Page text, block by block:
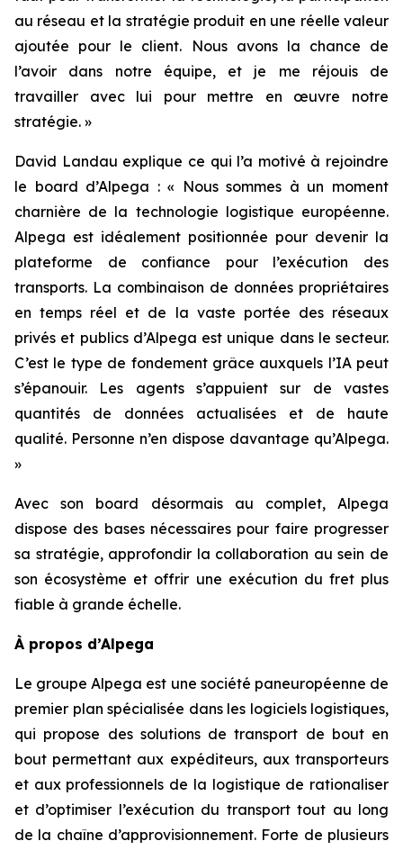
au réseau et la stratégie produit en une réelle valeur
ajoutée pour le client. Nous avons la chance de
l’avoir dans notre équipe, et je me réjouis de
travailler avec lui pour mettre en œuvre notre
stratégie. »
David Landau explique ce qui l’a motivé à rejoindre
le board d’Alpega : « Nous sommes à un moment
charnière de la technologie logistique européenne.
Alpega est idéalement positionnée pour devenir la
plateforme de confiance pour l’exécution des
transports. La combinaison de données propriétaires
en temps réel et de la vaste portée des réseaux
privés et publics d’Alpega est unique dans le secteur.
C’est le type de fondement grâce auxquels l’IA peut
s’épanouir. Les agents s’appuient sur de vastes
quantités de données actualisées et de haute
qualité. Personne n’en dispose davantage qu’Alpega.
»
Avec son board désormais au complet, Alpega
dispose des bases nécessaires pour faire progresser
sa stratégie, approfondir la collaboration au sein de
son écosystème et offrir une exécution du fret plus
fiable à grande échelle.
À propos d’Alpega
Le groupe Alpega est une société paneuropéenne de
premier plan spécialisée dans les logiciels logistiques,
qui propose des solutions de transport de bout en
bout permettant aux expéditeurs, aux transporteurs
et aux professionnels de la logistique de rationaliser
et d’optimiser l’exécution du transport tout au long
de la chaîne d’approvisionnement. Forte de plusieurs